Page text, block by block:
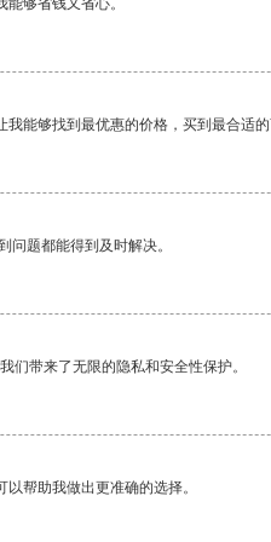
够省钱又省心。
我能够找到最优惠的价格，买到最合适
问题都能得到及时解决。
们带来了无限的隐私和安全性保护。
帮助我做出更准确的选择。